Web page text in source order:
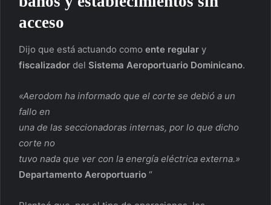
acceso
Dijo que está actuando como ente regular y
fiscalizador del Sistema Aeroportuario Dominicano.
«Aerodom ha informado que el corte se debió a un
fallo en
una de las seccionadoras internas, por lo que dicho
corte no
tuvo nada que ver con la energía eléctrica externa.»
Departamento Aeroportuario “